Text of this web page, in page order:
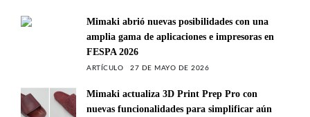
Mimaki abrió nuevas posibilidades con una
amplia gama de aplicaciones e impresoras en
FESPA 2026
ARTÍCULO 27 DE MAYO DE 2026
Mimaki actualiza 3D Print Prep Pro con
nuevas funcionalidades para simplificar aún